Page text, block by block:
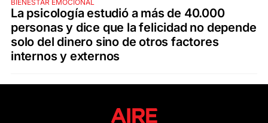
BIENESTAR EMOCIONAL
La psicología estudió a más de 40.000
personas y dice que la felicidad no depende
solo del dinero sino de otros factores
internos y externos